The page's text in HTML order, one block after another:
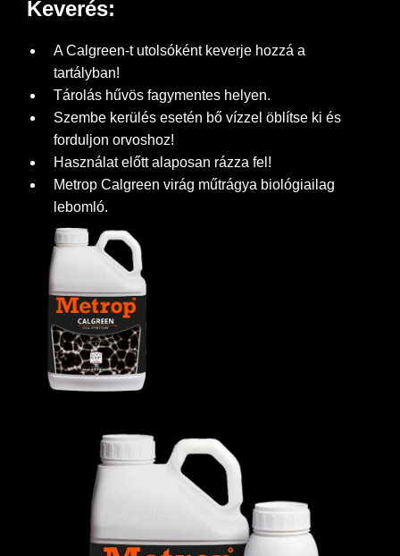
Keverés:
A Calgreen-t utolsóként keverje hozzá a
tartályban!
Tárolás hűvös fagymentes helyen.
Szembe kerülés esetén bő vízzel öblítse ki és
forduljon orvoshoz!
Használat előtt alaposan rázza fel!
Metrop Calgreen virág műtrágya biológiailag
lebomló.